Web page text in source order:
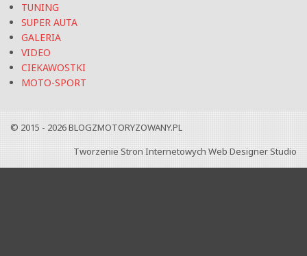
TUNING
SUPER AUTA
GALERIA
VIDEO
CIEKAWOSTKI
MOTO-SPORT
© 2015 - 2026BLOGZMOTORYZOWANY.PL
Tworzenie Stron Internetowych Web Designer Studio